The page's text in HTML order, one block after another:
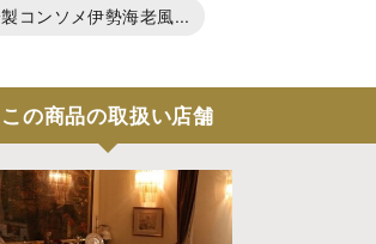
コンソメ伊勢海老風...
この商品の取扱い店舗